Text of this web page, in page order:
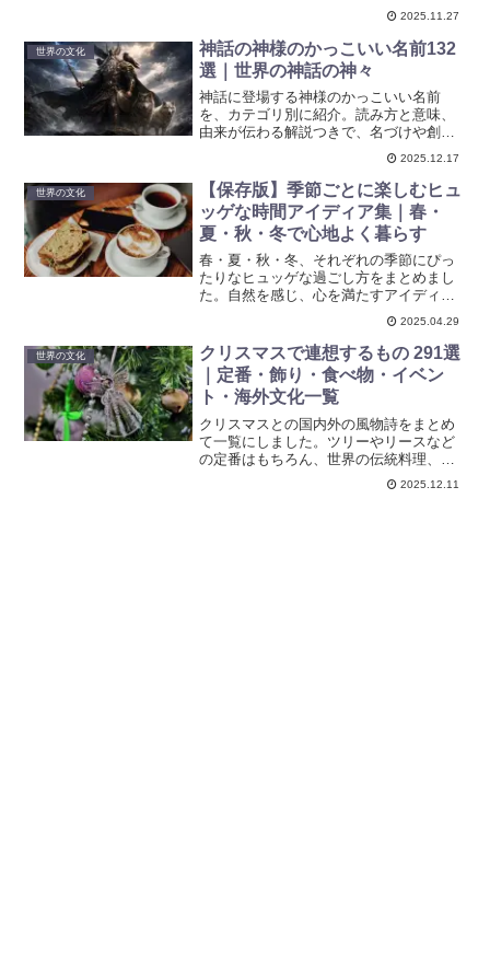
2025.11.27
世界の文化
神話の神様のかっこいい名前132
選｜世界の神話の神々
神話に登場する神様のかっこいい名前
を、カテゴリ別に紹介。読み方と意味、
由来が伝わる解説つきで、名づけや創作
にも使いやすい一覧にまとめました。
2025.12.17
世界の文化
【保存版】季節ごとに楽しむヒュ
ッゲな時間アイディア集｜春・
夏・秋・冬で心地よく暮らす
春・夏・秋・冬、それぞれの季節にぴっ
たりなヒュッゲな過ごし方をまとめまし
た。自然を感じ、心を満たすアイディア
で、四季折々の暮らしを楽しみましょ
2025.04.29
世界の文化
クリスマスで連想するもの 291選
｜定番・飾り・食べ物・イベン
ト・海外文化一覧
クリスマスとの国内外の風物詩をまとめ
て一覧にしました。ツリーやリースなど
の定番はもちろん、世界の伝統料理、冬
の街の風景、物語・音楽・習慣など、知
ればもっと楽しめるトピックを幅広く紹
2025.12.11